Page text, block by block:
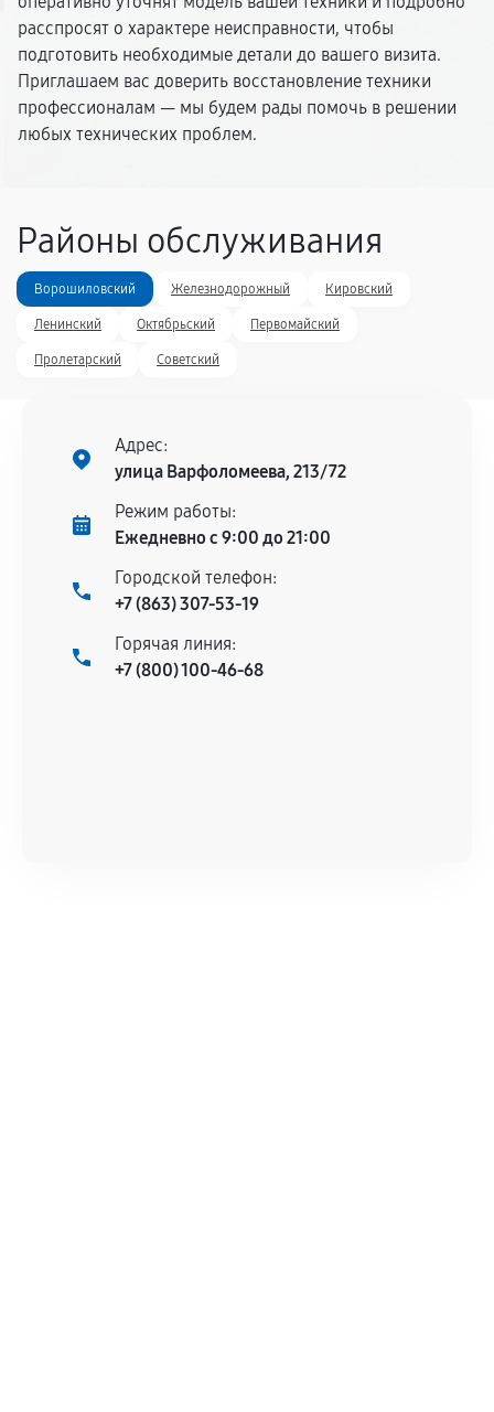
расспросят о характере неисправности, чтобы
подготовить необходимые детали до вашего визита.
Приглашаем вас доверить восстановление техники
профессионалам — мы будем рады помочь в решении
любых технических проблем.
Районы обслуживания
Ворошиловский Железнодорожный Кировский
Ленинский Октябрьский Первомайский
Пролетарский Советский
Адрес:
улица Варфоломеева, 213/72
Режим работы:
Ежедневно с 9:00 до 21:00
Городской телефон:
+7 (863) 307-53-19
Горячая линия:
+7 (800) 100-46-68